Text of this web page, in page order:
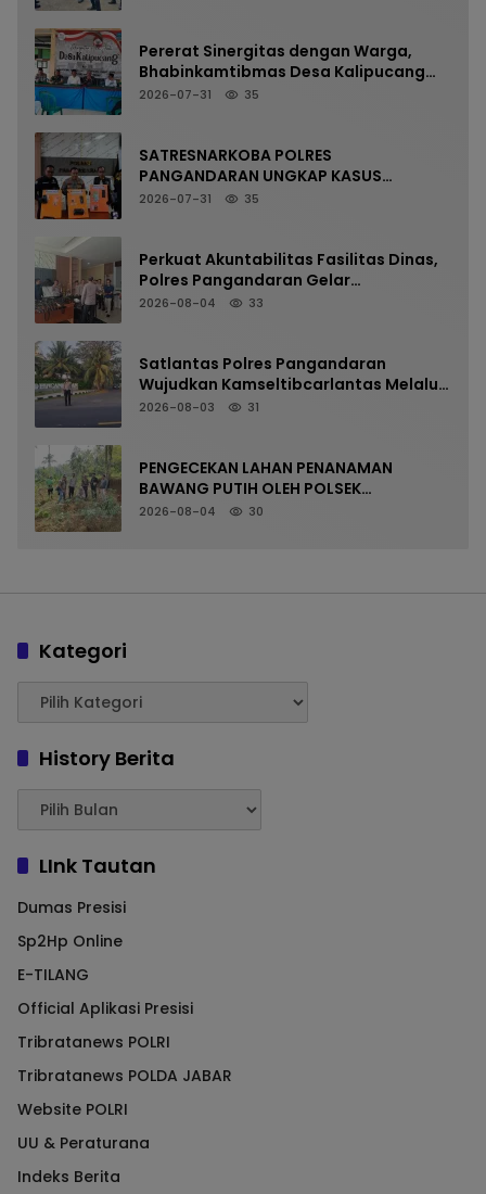
Pererat Sinergitas dengan Warga,
Bhabinkamtibmas Desa Kalipucang
Ikuti Rangkaian Milangkala Desa ke-
2026-07-31 35
SATRESNARKOBA POLRES
PANGANDARAN UNGKAP KASUS
NARKOTIKA MELALUI PRESS RELEASE
2026-07-31 35
Perkuat Akuntabilitas Fasilitas Dinas,
Polres Pangandaran Gelar
Pemeriksaan Senpi Berkala
2026-08-04 33
Satlantas Polres Pangandaran
Wujudkan Kamseltibcarlantas Melalui
Pelayanan Arus Pagi
2026-08-03 31
PENGECEKAN LAHAN PENANAMAN
BAWANG PUTIH OLEH POLSEK
LANGKAPLANCAR DUKUNG PROGRAM
2026-08-04 30
Kategori
History Berita
LInk Tautan
Dumas Presisi
Sp2Hp Online
E-TILANG
Official Aplikasi Presisi
Tribratanews POLRI
Tribratanews POLDA JABAR
Website POLRI
UU & Peraturana
Indeks Berita